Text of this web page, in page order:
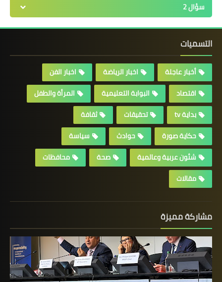
سؤال 2
التسميات
أخبار عاجلة اخبار الرياضة
اخبار الفن
اقتصاد
البوابة التعليمية
المرأة والطفل
بداية tv
تحقيقات
ثقافة
حكاية صورة
حوادث
سياسة
شئون عربية وعالمية
صحة
محافظات
مقالات
مشاركة مميزة